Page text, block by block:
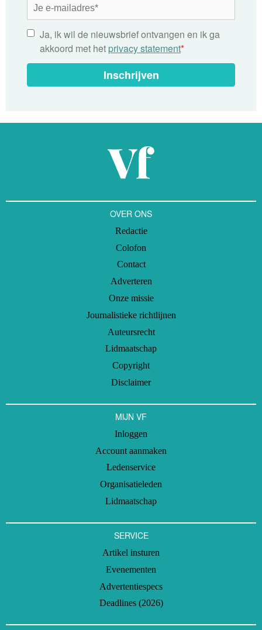
Ja, ik wil de nieuwsbrief ontvangen en ik ga
akkoord met het privacy statement*
Inschrijven
OVER ONS
Redactie
Colofon
Contact
Adverteren
Onze missie
Journalistieke richtlijnen
Auteursrecht
Lidmaatschap
Copyright
Disclaimer
MIJN VF
Inloggen
Account aanmaken
Ledenservice
Organisatieleden
Lidmaatschap
SERVICE
Artikel insturen
Evenementen
Advertentiespecs
Deadlines (2026)